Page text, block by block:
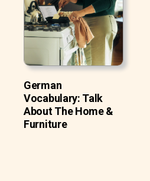
German
Vocabulary: Talk
About The Home &
Furniture